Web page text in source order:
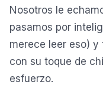
Nosotros le
pasamos por
merece leer eso)
con su toque de
esfuerzo.